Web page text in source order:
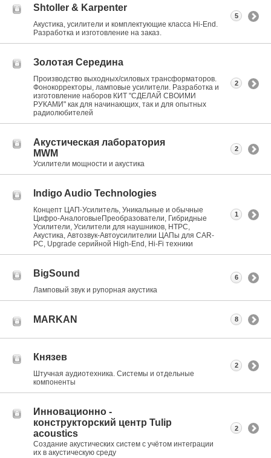
Shtoller & Karpenter
Акустика, усилители и комплектующие класса Hi-End.
Разработка и изготовление на заказ.
5
Золотая Середина
Производство выходных/силовых трансформаторов.
Фонокорректоры, ламповые усилители. Разработка и
изготовление наборов КИТ "СДЕЛАЙ СВОИМИ
РУКАМИ" как для начинающих, так и для опытных
радиолюбителей
2
Акустическая лаборатория
MWM
Усилители мощности и акустика
2
Indigo Audio Technologies
Концепт ЦАП-Усилитель, Уникальные и обычные
Цифро-АналоговыеПреобразователи, Гибридные
Усилители, Усилители для наушников, HTPC,
Акустика, Автозвук-Автоусилителии ЦАПы для CAR-
PC, Upgrade серийной High-End, Hi-Fi техники
1
BigSound
Ламповый звук и рупорная акустика
6
MARKAN 8
Князев
Штучная аудиотехника. Системы и отдельные
компоненты
2
Инновационно -
конструкторский центр Tulip
acoustics
Создание акустических систем с учётом интеграции
их в акустическую среду
2